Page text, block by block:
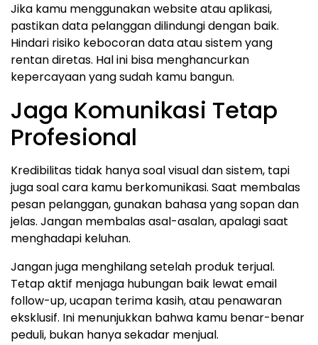
Jika kamu menggunakan website atau aplikasi,
pastikan data pelanggan dilindungi dengan baik.
Hindari risiko kebocoran data atau sistem yang
rentan diretas. Hal ini bisa menghancurkan
kepercayaan yang sudah kamu bangun.
Jaga Komunikasi Tetap
Profesional
Kredibilitas tidak hanya soal visual dan sistem, tapi
juga soal cara kamu berkomunikasi. Saat membalas
pesan pelanggan, gunakan bahasa yang sopan dan
jelas. Jangan membalas asal-asalan, apalagi saat
menghadapi keluhan.
Jangan juga menghilang setelah produk terjual.
Tetap aktif menjaga hubungan baik lewat email
follow-up, ucapan terima kasih, atau penawaran
eksklusif. Ini menunjukkan bahwa kamu benar-benar
peduli, bukan hanya sekadar menjual.